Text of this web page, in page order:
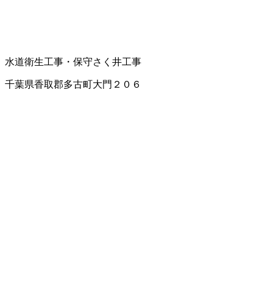
水道衛生工事・保守さく井工事
千葉県香取郡多古町大門２０６